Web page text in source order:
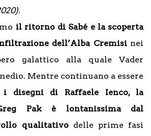
.
il ritorno di Sabé e la scoperta
dell’Alba Cremisinei
galattico alla quale Vader
Mentre continuano a essere
disegni di Raffaele Ienco, la
Pak è lontanissima dal
qualitativodelle prime fasi